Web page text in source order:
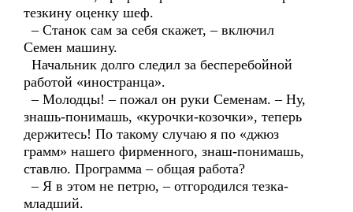
тезкину оценку шеф.
– Станок сам за себя скажет, – включил
Семен машину.
Начальник долго следил за бесперебойной
работой «иностранца».
– Молодцы! – пожал он руки Семенам. – Ну,
знашь-понимашь, «курочки-козочки», теперь
держитесь! По такому случаю я по «джюз
грамм» нашего фирменного, знаш-понимашь,
ставлю. Программа – общая работа?
– Я в этом не петрю, – отгородился тезка-
младший.